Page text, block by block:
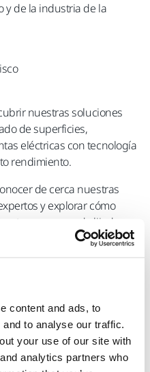
content and ads, to
to analyse our traffic.
your use of our site with
analytics partners who
y de la industria de la
nuestras soluciones
de superficies,
eléctricas con tecnología
rendimiento.
de cerca nuestras
y explorar cómo
tus procesos de lijado,
y elevar tu
sector MADERA